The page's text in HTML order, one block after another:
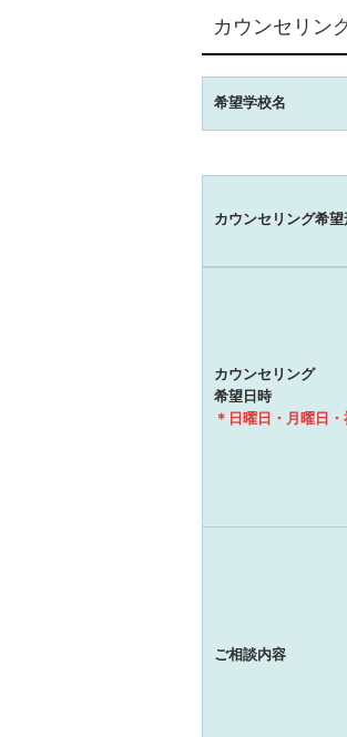
カウンセリン
希望学校名
カウンセリング希望
カウンセリング
希望日時
＊日曜日・月曜日
ご相談内容